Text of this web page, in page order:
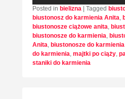
Posted in bielizna Tagged
biustonosz do karmienia Anita,
biustonosze ciążowe anita,
biustonosze do karmienia,
Anita, biustonosze do
do karmienia, majtki po ciąży,
staniki do karmienia